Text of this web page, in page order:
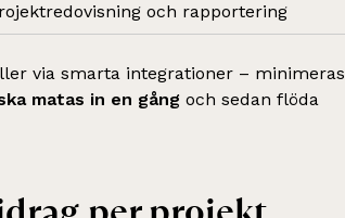
och rapportering
via smarta integrationer – minimeras
matas in en gång och sedan flöda